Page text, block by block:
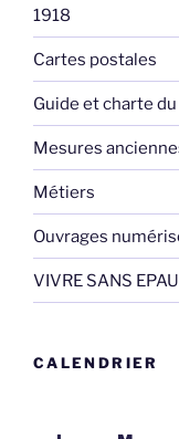
1918
Cartes postales
Guide et charte
Mesures
Métiers
Ouvrages
VIVRE SANS
CALENDRIER